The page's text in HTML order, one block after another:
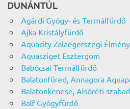
DUNÁNTÚL
Agárdi Gyógy- és Termálfürdő
Ajka Kristályfürdő
Aquacity Zalaegerszegi
Aquasziget Esztergom
Babócsai Termálfürdő
Balatonfüred, Annagora
Balatonkenese, Alsóréti
Balf Gyógyfürdő